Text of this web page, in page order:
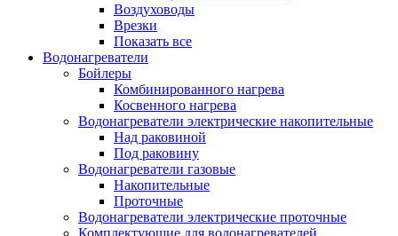
Воздуховоды
Врезки
Показать все
Водонагреватели
Бойлеры
Комбинированного нагрева
Косвенного нагрева
Водонагреватели электрические накопительные
Над раковиной
Под раковину
Водонагреватели газовые
Накопительные
Проточные
Водонагреватели электрические проточные
Комплектующие для водонагревателей